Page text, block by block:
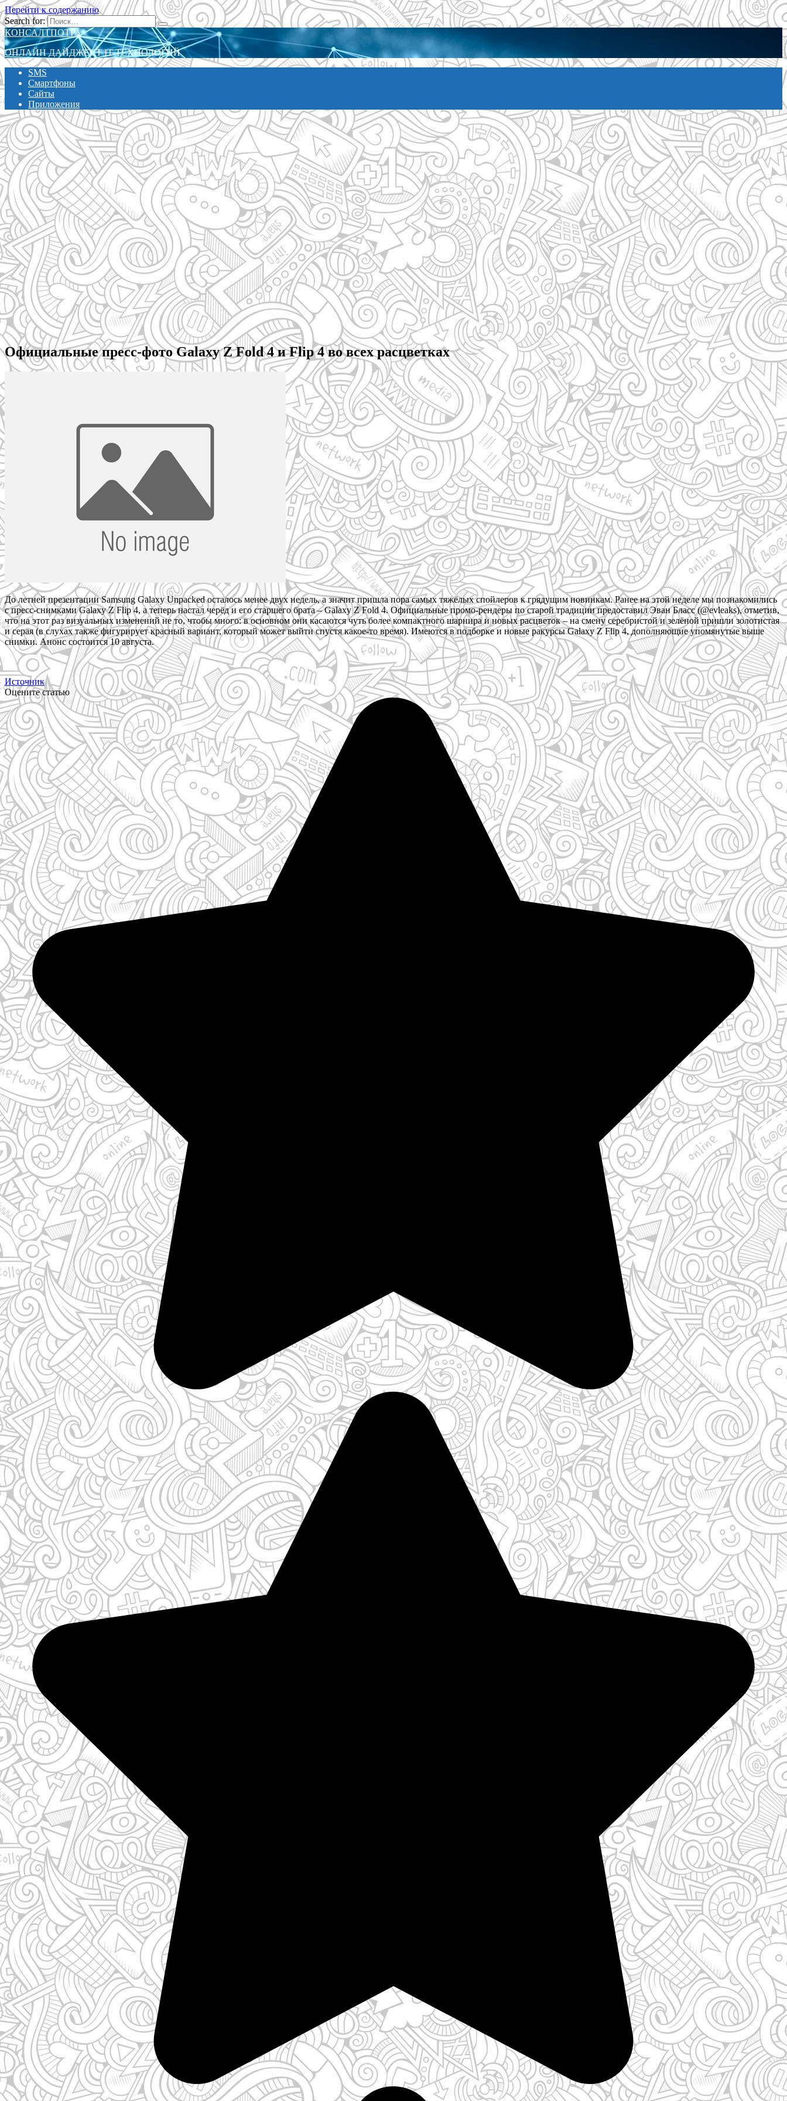
Перейти к содержанию
Search for:
КОНСАЛТПОТРА
ОНЛАЙН ДАЙДЖЕСТ IT-ТЕХНОЛОГИЙ
SMS
Смартфоны
Сайты
Приложения
Официальные пресс-фото Galaxy Z Fold 4 и Flip 4 во всех расцветках
До летней презентации Samsung Galaxy Unpacked осталось менее двух недель, а значит пришла пора самых тяжёлых спойлеров к грядущим новинкам. Ранее на этой неделе мы познакомились
с пресс-снимками Galaxy Z Flip 4, а теперь настал черёд и его старшего брата – Galaxy Z Fold 4. Официальные промо-рендеры по старой традиции предоставил Эван Бласс (@evleaks), отметив,
что на этот раз визуальных изменений не то, чтобы много: в основном они касаются чуть более компактного шарнира и новых расцветок – на смену серебристой и зелёной пришли золотистая
и серая (в слухах также фигурирует красный вариант, который может выйти спустя какое-то время). Имеются в подборке и новые ракурсы Galaxy Z Flip 4, дополняющие упомянутые выше
снимки. Анонс состоится 10 августа.
Источник
Оцените статью